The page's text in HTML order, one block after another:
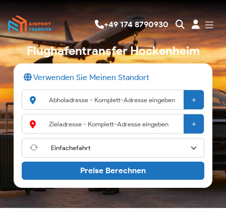
+49 174 8790930
Flughafentransfer Hockenheim
Verwenden Sie Meinen Standort
+
+
Preise Berechnen